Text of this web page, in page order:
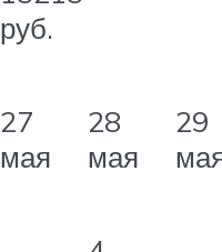
руб.
27
мая
28
мая
29